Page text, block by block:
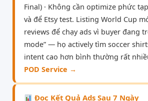
Final) · Không cần optimize phức
và để Etsy test. Listing World Cup
reviews để chạy ads vì buyer đang
mode” — họ actively tìm soccer
intent cao hơn bình thường rất
POD Service →
Đọc Kết Quả Ads Sau 7 Ngày